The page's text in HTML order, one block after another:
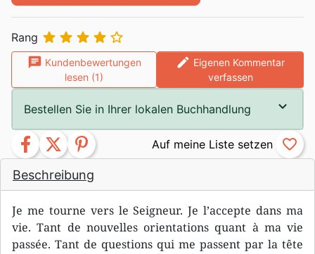
Beschreibung
Je me tourne vers le Seigneur. Je l’accepte dans ma
vie. Tant de nouvelles orientations quant à ma vie
passée. Tant de questions qui me passent par la tête
Rang     
chat Kundenbewertungen
lesen (1)
edit Eigenen Kommentar
verfassen
Bestellen Sie in Ihrer lokalen Buchhandlung
facebook twitter pinterest favorite_border